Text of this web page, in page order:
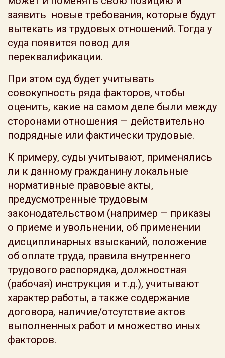
заявить новые требования, которые будут
вытекать из трудовых отношений. Тогда у
суда появится повод для
переквалификации.
При этом суд будет учитывать
совокупность ряда факторов, чтобы
оценить, какие на самом деле были между
сторонами отношения — действительно
подрядные или фактически трудовые.
К примеру, суды учитывают, применялись
ли к данному гражданину локальные
нормативные правовые акты,
предусмотренные трудовым
законодательством (например — приказы
о приеме и увольнении, об применении
дисциплинарных взысканий, положение
об оплате труда, правила внутреннего
трудового распорядка, должностная
(рабочая) инструкция и т.д.), учитывают
характер работы, а также содержание
договора, наличие/отсутствие актов
выполненных работ и множество иных
факторов.